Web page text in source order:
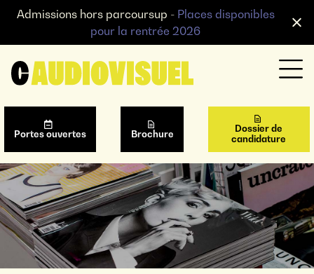
Admissions hors parcoursup - Places disponibles
pour la rentrée 2026
Portes ouvertes Brochure
Dossier de
candidature